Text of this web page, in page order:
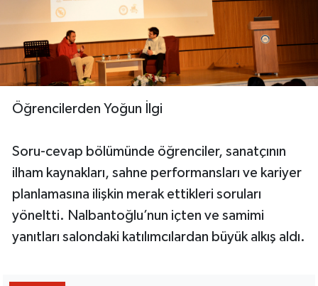
Öğrencilerden Yoğun İlgi
Soru-cevap bölümünde öğrenciler, sanatçının
ilham kaynakları, sahne performansları ve kariyer
planlamasına ilişkin merak ettikleri soruları
yöneltti. Nalbantoğlu’nun içten ve samimi
yanıtları salondaki katılımcılardan büyük alkış aldı.